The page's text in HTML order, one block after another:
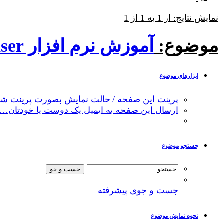
نمایش نتایج: از 1 به 1 از 1
موضوع: آموزش نرم افزار wiser پاسخ به حوادث شیمیایی
ابزارهای موضوع
پرینت این صفحه / حالت نمایش بصورت پرینت
ارسال این صفحه به ایمیل یک دوست یا خودتان…
جستجو موضوع
جست و جوی پیشرفته
نحوه نمایش موضوع